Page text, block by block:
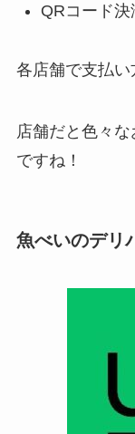
QRコード決
各店舗で支払い
店舗だと色々
ですね！
魚べいのデリ